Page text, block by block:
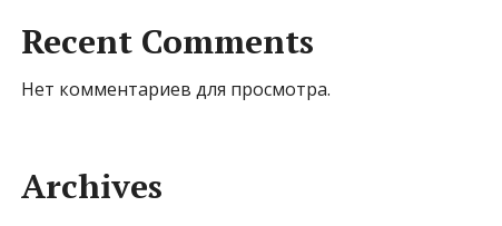
Recent Comments
Нет комментариев для просмотра.
Archives